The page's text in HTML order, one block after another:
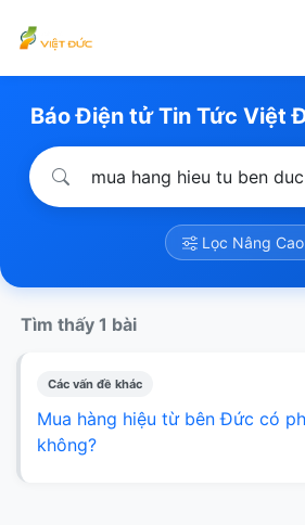
Báo Điện tử Tin Tức Việt
Lọc Nâng Cao
Tìm thấy 1 bài
Các vấn đề khác
Mua hàng hiệu từ bên Đức có
không?